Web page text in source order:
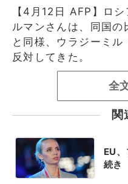
【4月12日 AFP】ロ
ルマンさんは、同国の
と同様、ウラジーミ
反対してきた。
全
関
EU
続き